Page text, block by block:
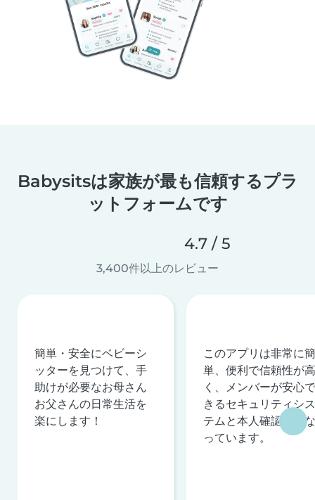
Babysitsは家族が最も信頼するプラ
ットフォームです
4.7 / 5
3,400件以上のレビュー
簡単・安全にベビーシ
ッターを見つけて、手
助けが必要なお母さん
お父さんの日常生活を
楽にします！
このアプリは非常に簡
単、便利で信頼性が高
く、メンバーが安心で
きるセキュリティシス
テムと本人確認を行な
っています。